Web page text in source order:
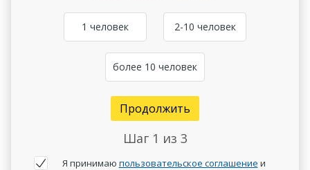
1 человек 2-10 человек
более 10 человек
Продолжить
Шаг 1 из 3
Я принимаю пользовательское соглашение и